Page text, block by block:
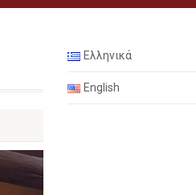
Ελληνικά
English